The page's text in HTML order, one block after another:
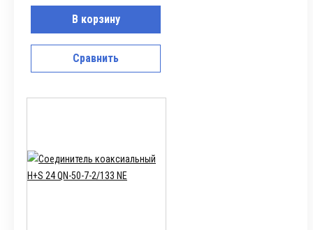
В корзину
Сравнить